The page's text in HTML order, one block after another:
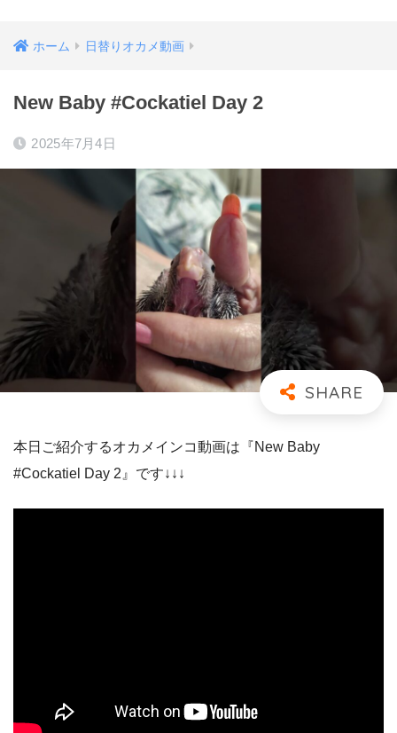
ホーム 日替りオカメ動画
New Baby #Cockatiel Day 2
2025年7月4日
本日ご紹介するオカメインコ動画は『New Baby
#Cockatiel Day 2』です↓↓↓